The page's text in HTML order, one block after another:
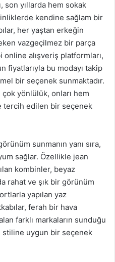
son yıllarda hem sokak
kendine sağlam bir
her yaştan erkeğin
vazgeçilmez bir parça
alışveriş platformları,
fiyatlarıyla bu modayı takip
bir seçenek sunmaktadır.
çok yönlülük, onları hem
tercih edilen bir seçenek
sunmanın yanı sıra,
sağlar. Özellikle jean
kombinler, beyaz
rahat ve şık bir görünüm
yapılan yaz
ferah bir hava
farklı markaların sunduğu
stiline uygun bir seçenek